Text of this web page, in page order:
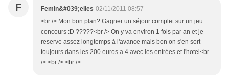
F Femin&#039;elles 02/11/2011 08:57
<br /> Mon bon plan? Gagner un séjour complet sur un jeu
concours :D ?????<br /> On y va environ 1 fois par an et je
reserve assez longtemps à l'avance mais bon on s'en sort
toujours dans les 200 euros a 4 avec les entrées et l'hotel<br
/> <br /> <br />